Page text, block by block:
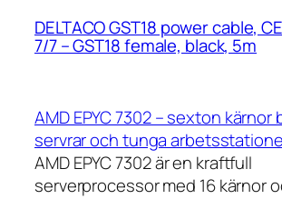
DELTACO GST18 power cable,
7/7 – GST18 female, black, 5m
AMD EPYC 7302 – sexton kärnor
servrar och tunga
AMD EPYC 7302 är en kraftfull
serverprocessor med 16 kärnor